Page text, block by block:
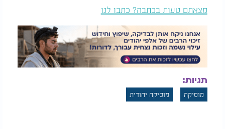
מצאתם טעות בכתבה? כתבו לנו
תגיות:
מוסיקה מוסיקה יהודית